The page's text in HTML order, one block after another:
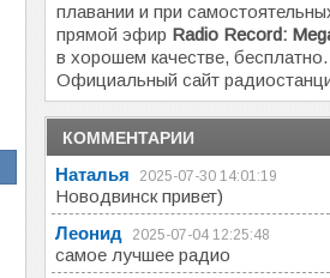
плавании и при
прямой эфир Radio Record:
в хорошем качестве, бесплатно.
Официальный сайт
КОММЕНТАРИИ
Наталья 2025-07-30 14:01:19
Новодвинск привет)
Леонид
2025-07-04 12:25:48
самое лучшее радио